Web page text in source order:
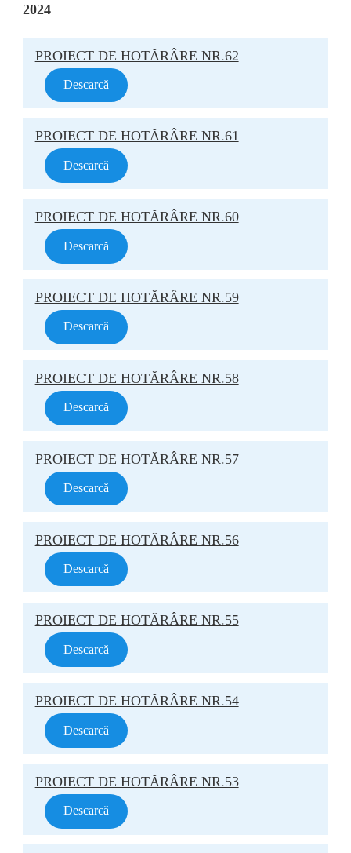
2024
PROIECT DE HOTĂRÂRE NR.62
Descarcă
PROIECT DE HOTĂRÂRE NR.61
Descarcă
PROIECT DE HOTĂRÂRE NR.60
Descarcă
PROIECT DE HOTĂRÂRE NR.59
Descarcă
PROIECT DE HOTĂRÂRE NR.58
Descarcă
PROIECT DE HOTĂRÂRE NR.57
Descarcă
PROIECT DE HOTĂRÂRE NR.56
Descarcă
PROIECT DE HOTĂRÂRE NR.55
Descarcă
PROIECT DE HOTĂRÂRE NR.54
Descarcă
PROIECT DE HOTĂRÂRE NR.53
Descarcă